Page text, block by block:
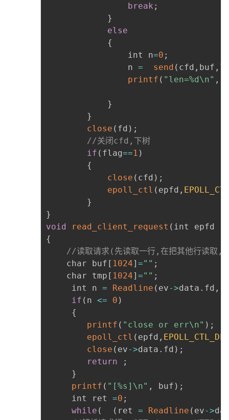
break ;
}
else
{
				int n
=0 ;
				n
= send ( cfd , buf ,
printf ( "len=%d\n" ,
}
}
close ( fd ) ;
//关闭cfd,下树
if ( flag==1 )
{
close ( cfd ) ;
epoll_ctl ( epfd ,
}
}
void
read_client_request ( int epfd
{
//读取请求(先读取一行,在把其他行读取,
	char buf
[ 1024] ="" ;
	char tmp
[ 1024] ="" ;
	 int n
= Readline ( ev->data . fd ,
if ( n <= 0 )
{
printf ( "close or err\n" ) ;
epoll_ctl ( epfd ,
close ( ev->data . fd ) ;
return
;
}
printf ( "[%s]\n" , buf ) ;
	 int ret
=0 ;
while ( ( ret = Readline ( ev->